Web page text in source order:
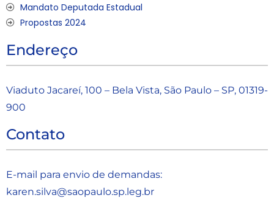
Mandato Deputada Estadual
Propostas 2024
Endereço
Viaduto Jacareí, 100 – Bela Vista, São Paulo – SP, 01319-
900
Contato
E-mail para envio de demandas:
karen.silva@saopaulo.sp.leg.br